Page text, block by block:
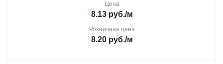
Цена
8.13 руб./м
Розничная цена
8.20 руб./м